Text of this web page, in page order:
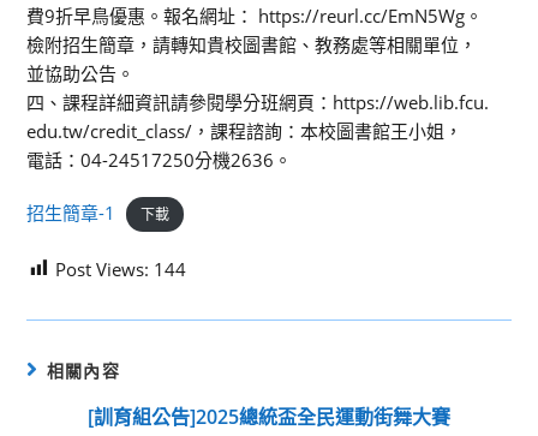
費9折早鳥優惠。報名網址： https://reurl.cc/EmN5Wg。
檢附招生簡章，請轉知貴校圖書館、教務處等相關單位，
並協助公告。
四、課程詳細資訊請參閱學分班網頁：https://web.lib.fcu.
edu.tw/credit_class/，課程諮詢：本校圖書館王小姐，
電話：04-24517250分機2636。
招生簡章-1 下載
Post Views: 144
相關內容
[訓育組公告]2025總統盃全民運動街舞大賽